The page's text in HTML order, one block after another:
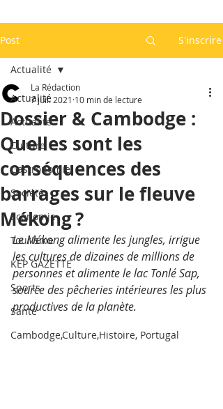
Post S'inscrire
Actualité
Actualité
Culture
Gastronomie
Société
Economie
Tourisme
KEP GAZETTE
Sports
Santé
Cambodge,Culture,Histoire, Portugal
Actualité
Dossier & Cambodge :
Quelles sont les
conséquences des
barrages sur le fleuve
Mékong ?
La Rédaction
7 juil. 2021 10 min de lecture
Le Mékong alimente les jungles, irrigue
les cultures de dizaines de millions de
personnes et alimente le lac Tonlé Sap,
source des pêcheries intérieures les plus
productives de la planète.